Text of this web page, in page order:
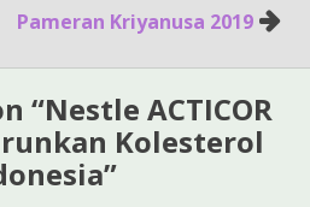
Pameran Kriyanusa 2019
“Nestle ACTICOR
Kolesterol
”